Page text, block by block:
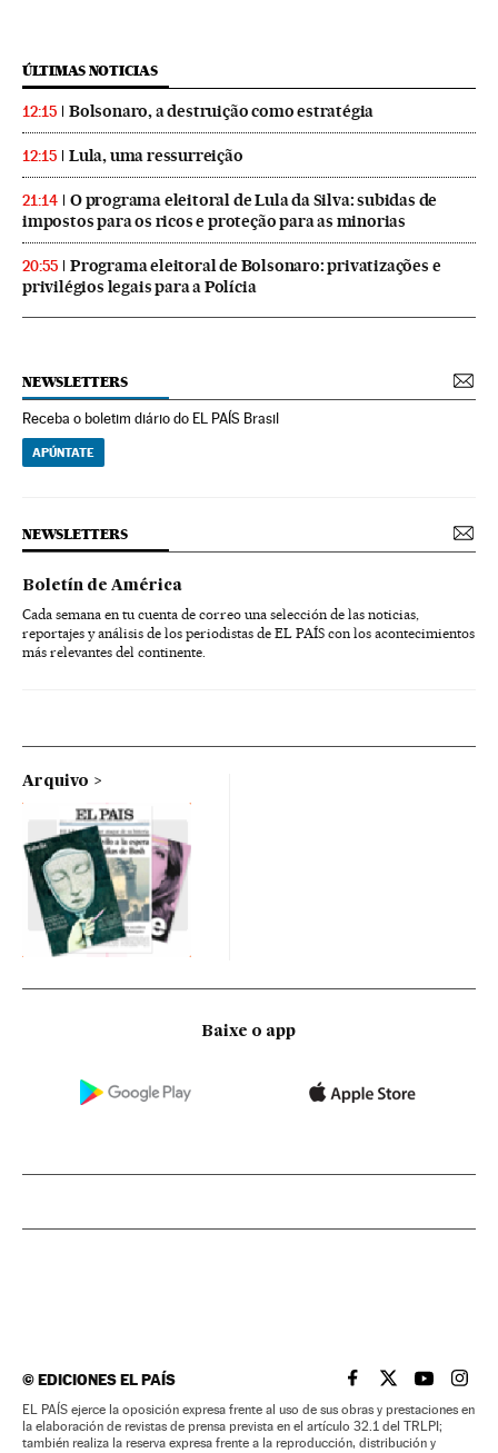
ÚLTIMAS NOTICIAS
12:15 Bolsonaro, a destruição como estratégia
12:15 Lula, uma ressurreição
21:14
O programa eleitoral de Lula da Silva: subidas de
impostos para os ricos e proteção para as minorias
20:55
Programa eleitoral de Bolsonaro: privatizações e
privilégios legais para a Polícia
NEWSLETTERS
Receba o boletim diário do EL PAÍS Brasil
APÚNTATE
NEWSLETTERS
Boletín de América
Cada semana en tu cuenta de correo una selección de las noticias,
reportajes y análisis de los periodistas de EL PAÍS con los acontecimientos
más relevantes del continente.
Arquivo
Baixe o app
©EDICIONES EL PAÍS EL PAÍS BRASIL EN
EL PAÍSEL PAÍS
EL
EL PAÍS ejerce la oposición expresa frente al uso de sus obras y prestaciones en
la elaboración de revistas de prensa prevista en el artículo 32.1 del TRLPI;
también realiza la reserva expresa frente a la reproducción, distribución y